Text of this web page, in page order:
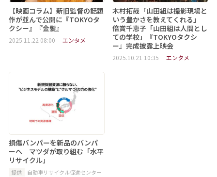
【映画コラム】新旧監督の話題
作が並んで公開に『TOKYOタ
クシー』『金髪』
2025.11.22 08:00 エンタメ
木村拓哉「山田組は撮影現場と
いう豊かさを教えてくれる」
倍賞千恵子「山田組は人間とし
ての学校」『TOKYOタクシ
ー』完成披露上映会
2025.10.21 10:35 エンタメ
損傷バンパーを新品のバンパ
ーへ マツダが取り組む「水平
リサイクル」
提供 自動車リサイクル促進センター